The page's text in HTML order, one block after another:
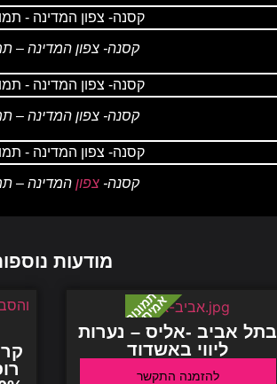
קסנה- צפון המדינה –
קסנה- צפון המדינה –
קסנה-צפון המדינה –
מודעות
בתל אביב -אליס – נערות
ליווי באשדוד